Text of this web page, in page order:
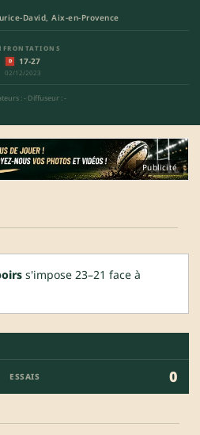
David, Aix-en-Provence
D 17-27
02/12/2023
: - Diffuseur : -
Publicité
s'impose 23–21 face à
ESSAIS 0